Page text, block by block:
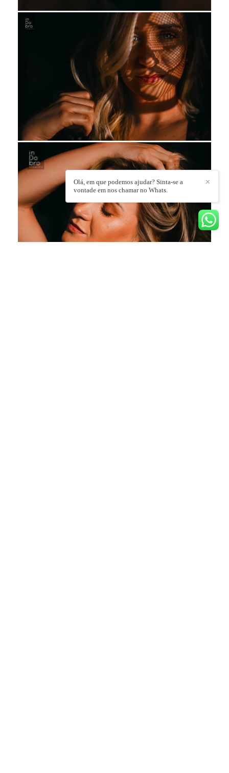
✕
Olá, em que podemos ajudar? Sinta-se a
vontade em nos chamar no Whats.